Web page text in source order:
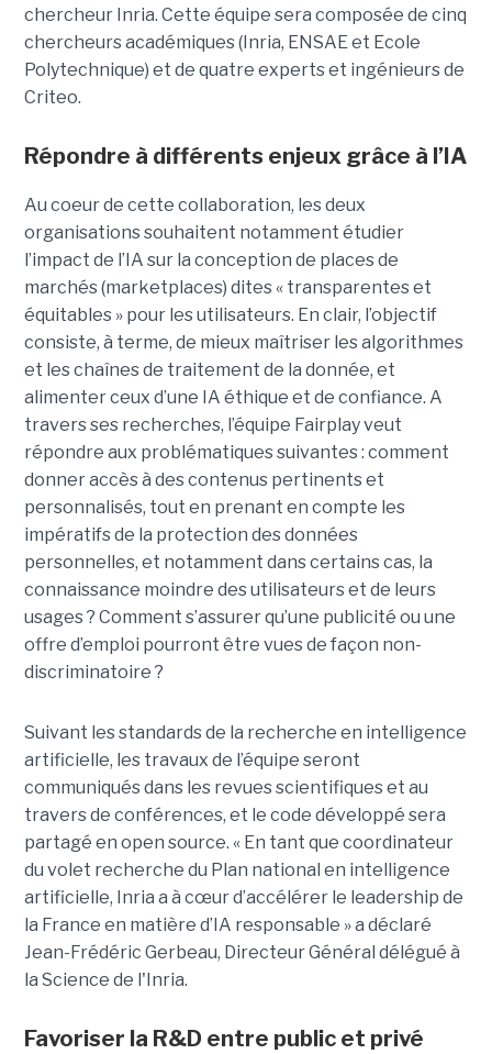
chercheur Inria. Cette équipe sera composée de cinq
chercheurs académiques (Inria, ENSAE et Ecole
Polytechnique) et de quatre experts et ingénieurs de
Criteo.
Répondre à différents enjeux grâce à l’IA
Au coeur de cette collaboration, les deux
organisations souhaitent notamment étudier
l’impact de l’IA sur la conception de places de
marchés (marketplaces) dites « transparentes et
équitables » pour les utilisateurs. En clair, l’objectif
consiste, à terme, de mieux maîtriser les algorithmes
et les chaînes de traitement de la donnée, et
alimenter ceux d’une IA éthique et de confiance. A
travers ses recherches, l’équipe Fairplay veut
répondre aux problématiques suivantes : comment
donner accès à des contenus pertinents et
personnalisés, tout en prenant en compte les
impératifs de la protection des données
personnelles, et notamment dans certains cas, la
connaissance moindre des utilisateurs et de leurs
usages ? Comment s’assurer qu’une publicité ou une
offre d’emploi pourront être vues de façon non-
discriminatoire ?
Suivant les standards de la recherche en intelligence
artificielle, les travaux de l’équipe seront
communiqués dans les revues scientifiques et au
travers de conférences, et le code développé sera
partagé en open source. « En tant que coordinateur
du volet recherche du Plan national en intelligence
artificielle, Inria a à cœur d’accélérer le leadership de
la France en matière d’IA responsable » a déclaré
Jean-Frédéric Gerbeau, Directeur Général délégué à
la Science de l'Inria.
Favoriser la R&D entre public et privé